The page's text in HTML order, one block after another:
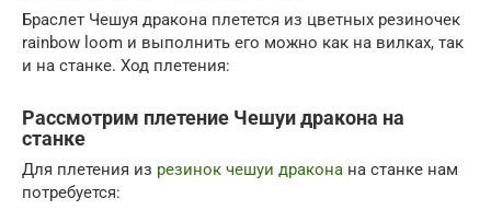
Браслет Чешуя дракона плетется из цветных резиночек
rainbow loom и выполнить его можно как на вилках, так
и на станке. Ход плетения:
Рассмотрим плетение Чешуи дракона на
станке
Для плетения из резинок чешуи дракона на станке нам
потребуется: